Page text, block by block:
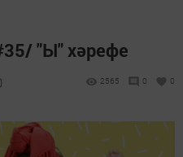
"Ы" хәрефе
2565 0 0